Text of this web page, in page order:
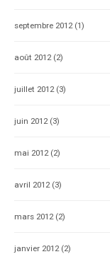
septembre 2012(1)
août 2012(2)
juillet 2012(3)
juin 2012(3)
mai 2012(2)
avril 2012(3)
mars 2012(2)
janvier 2012(2)